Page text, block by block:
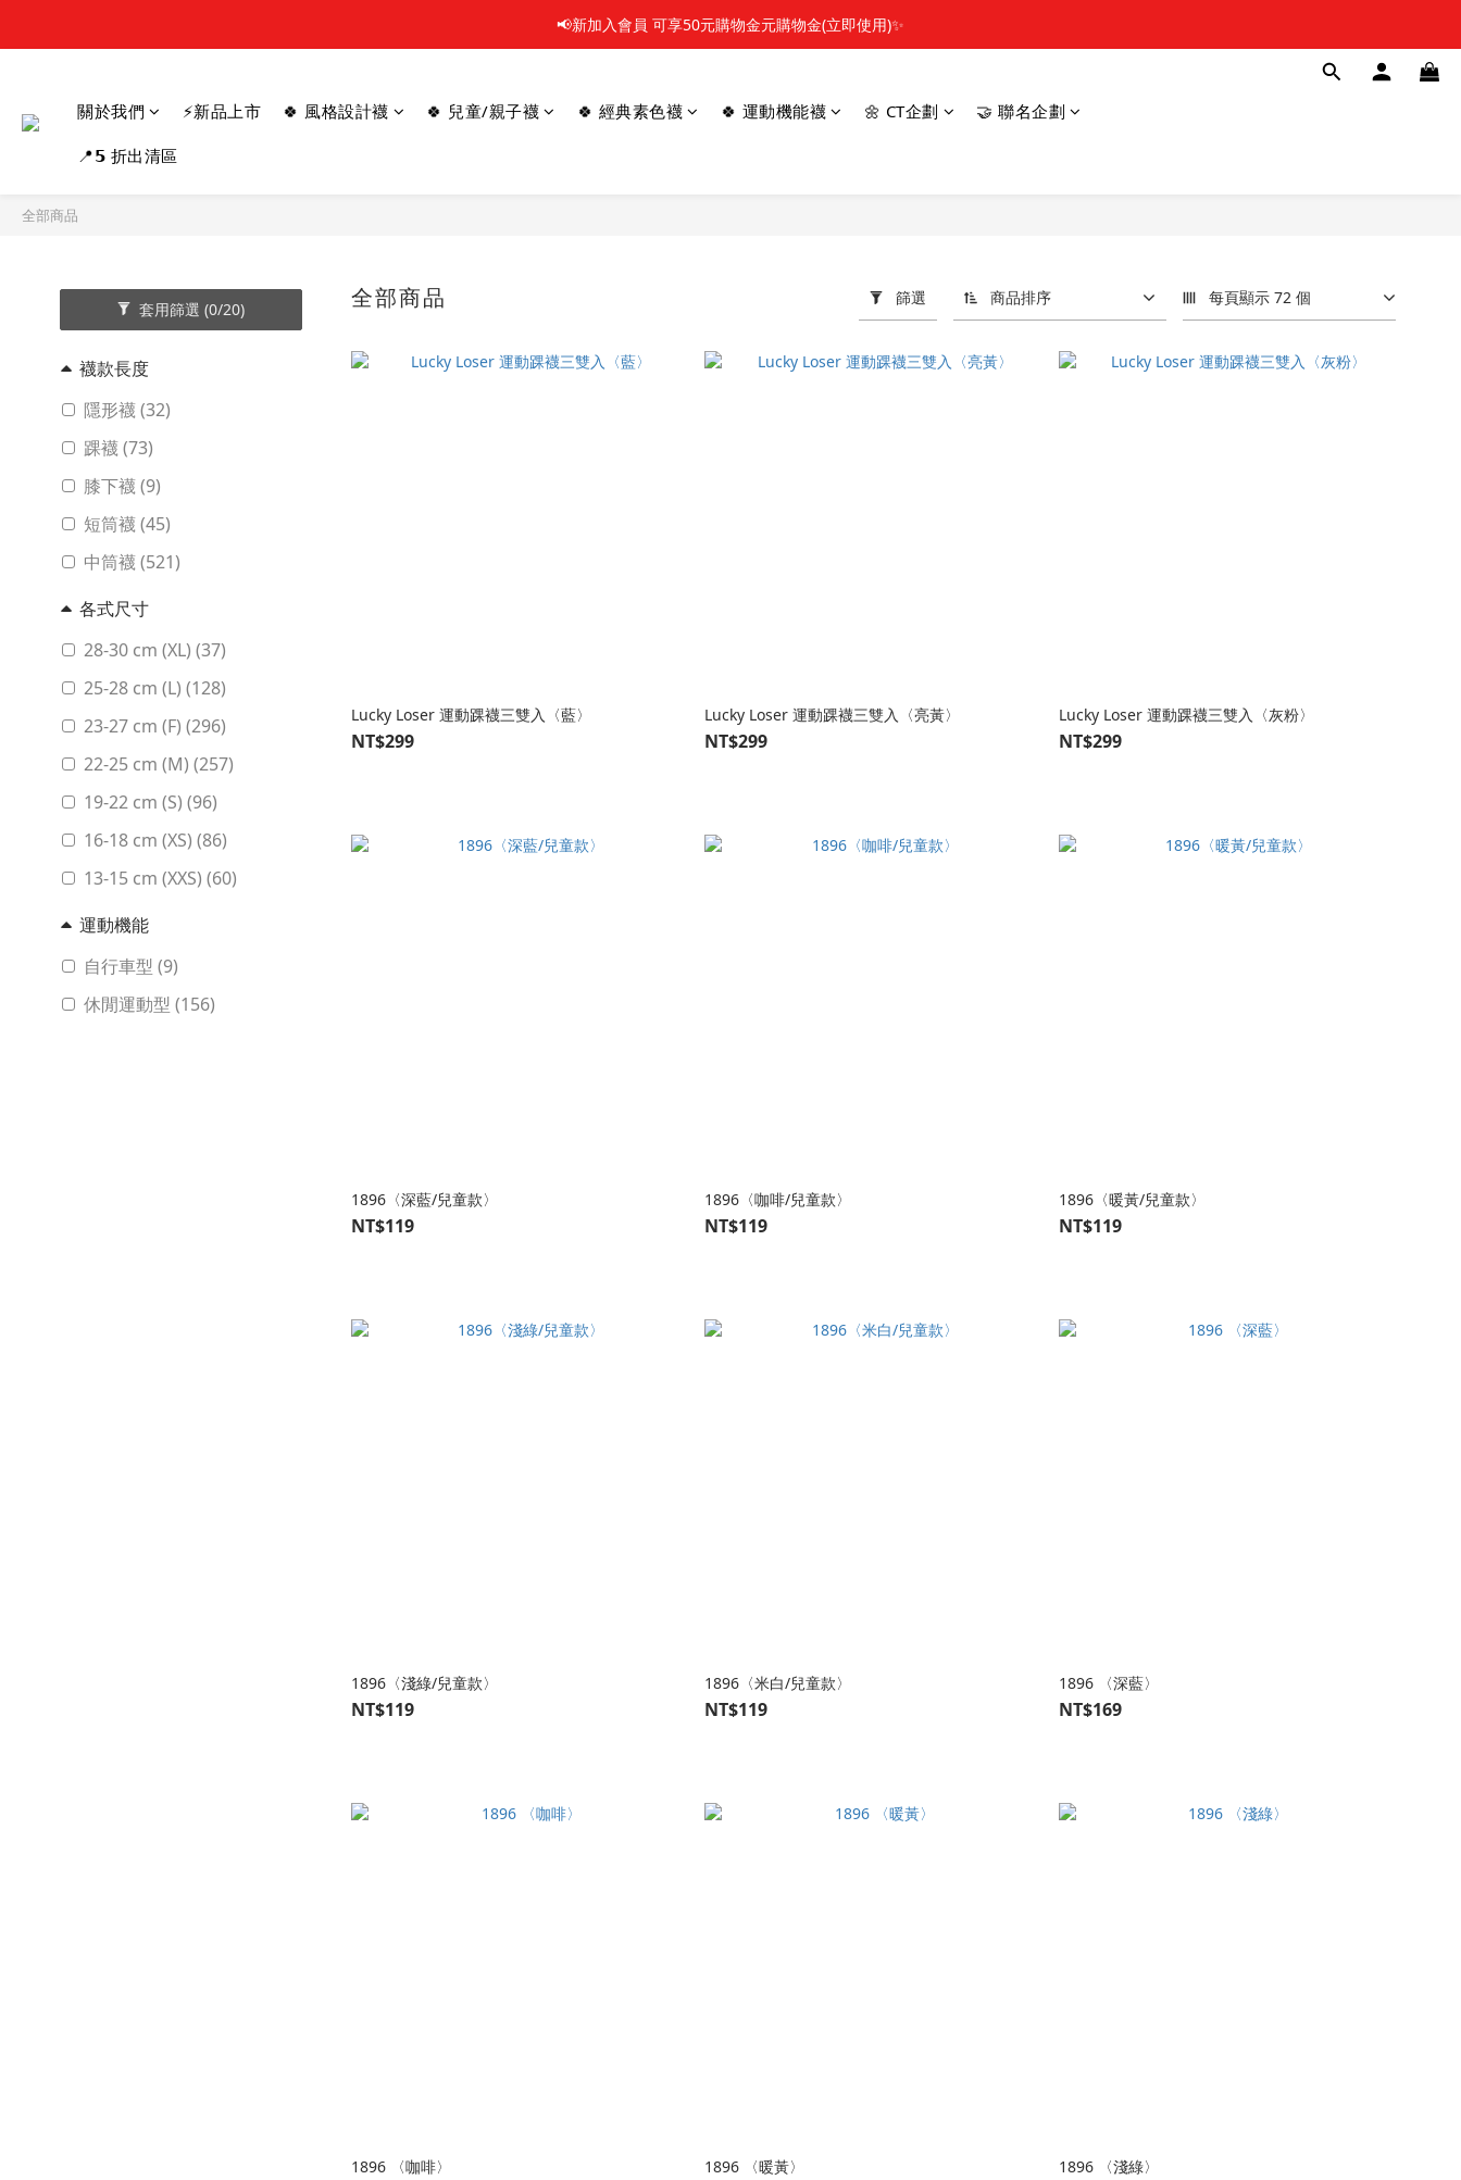
📢新加入會員 可享50元購物金元購物金(立即使用)✨
📢新加入會員 可享50元購物金元購物金(立即使用)✨
🎬 \ 全館消費滿$1000，贈北影聯名襪1雙哦 /  🎬
關於我們 ⚡新品上市 🍀 風格設計襪 🍀 兒童/親子襪 🍀 經典素色襪 🍀 運動機能襪 🌼 CT企劃 🤝 聯名企劃
📍𝟱 折出清區
全部商品
套用篩選 (0/20)
襪款長度
隱形襪 (32)
踝襪 (73)
膝下襪 (9)
短筒襪 (45)
中筒襪 (521)
各式尺寸
28-30 cm (XL) (37)
25-28 cm (L) (128)
23-27 cm (F) (296)
22-25 cm (M) (257)
19-22 cm (S) (96)
16-18 cm (XS) (86)
13-15 cm (XXS) (60)
運動機能
自行車型 (9)
休閒運動型 (156)
全部商品 篩選 商品排序 每頁顯示 72 個
Lucky Loser 運動踝襪三雙入〈藍〉
NT$299
Lucky Loser 運動踝襪三雙入〈亮黃〉
NT$299
Lucky Loser 運動踝襪三雙入〈灰粉〉
NT$299
1896〈深藍/兒童款〉
NT$119
1896〈咖啡/兒童款〉
NT$119
1896〈暖黃/兒童款〉
NT$119
1896〈淺綠/兒童款〉
NT$119
1896〈米白/兒童款〉
NT$119
1896 〈深藍〉
NT$169
1896 〈咖啡〉 1896 〈暖黃〉 1896 〈淺綠〉